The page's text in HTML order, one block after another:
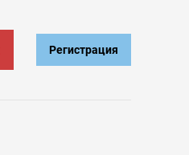
Регистрация